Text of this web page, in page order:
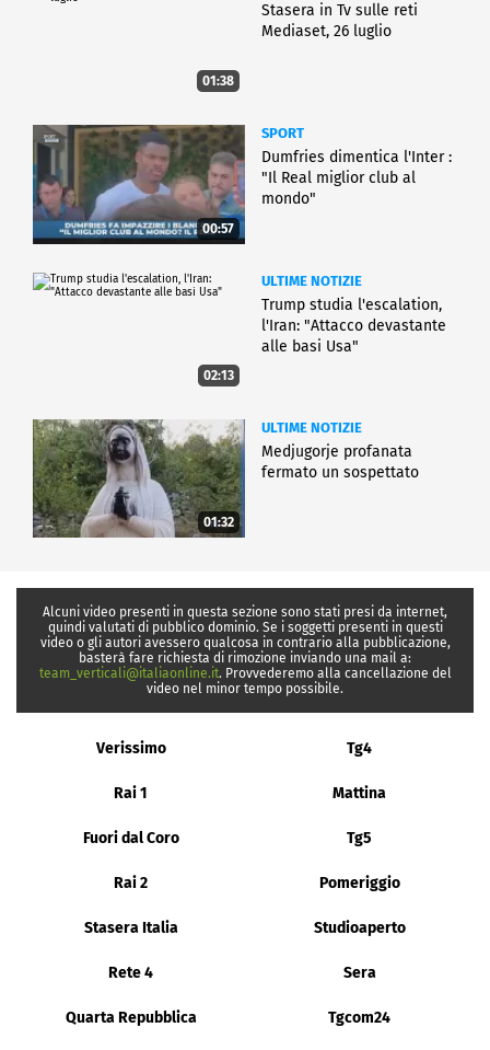
01:38
Stasera in Tv sulle reti
Mediaset, 26 luglio
00:57
SPORT
Dumfries dimentica l'Inter :
"Il Real miglior club al
mondo"
02:13
ULTIME NOTIZIE
Trump studia l'escalation,
l'Iran: "Attacco devastante
alle basi Usa"
01:32
ULTIME NOTIZIE
Medjugorje profanata
fermato un sospettato
Alcuni video presenti in questa sezione sono stati presi da internet,
quindi valutati di pubblico dominio. Se i soggetti presenti in questi
video o gli autori avessero qualcosa in contrario alla pubblicazione,
basterà fare richiesta di rimozione inviando una mail a:
team_verticali@italiaonline.it. Provvederemo alla cancellazione del
video nel minor tempo possibile.
Verissimo Tg4
Rai 1 Mattina
Fuori dal Coro Tg5
Rai 2 Pomeriggio
Stasera Italia Studioaperto
Rete 4 Sera
Quarta Repubblica Tgcom24